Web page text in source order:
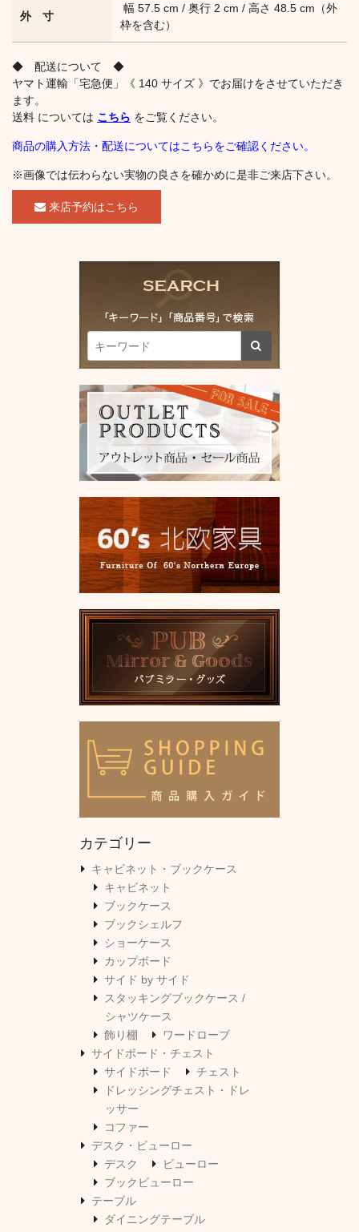
外 寸
幅 57.5 cm / 奥行 2 cm / 高さ 48.5 cm（外
枠を含む）
◆ 配送について ◆
ヤマト運輸「宅急便」《 140 サイズ 》でお届けをさせていただき
ます。
送料 については こちら をご覧ください。
商品の購入方法・配送についてはこちらをご確認ください。
※画像では伝わらない実物の良さを確かめに是非ご来店下さい。
来店予約はこちら
カテゴリー
キャビネット・ブックケース
キャビネット
ブックケース
ブックシェルフ
ショーケース
カップボード
サイド by サイド
スタッキングブックケース /
シャツケース
飾り棚
ワードローブ
サイドボード・チェスト
サイドボード
チェスト
ドレッシングチェスト・ドレ
ッサー
コファー
デスク・ビューロー
デスク
ビューロー
ブックビューロー
テーブル
ダイニングテーブル